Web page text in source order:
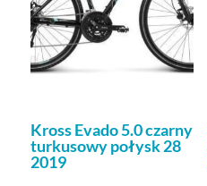
Kross Evado 5.0 czarny
turkusowy połysk 28
2019